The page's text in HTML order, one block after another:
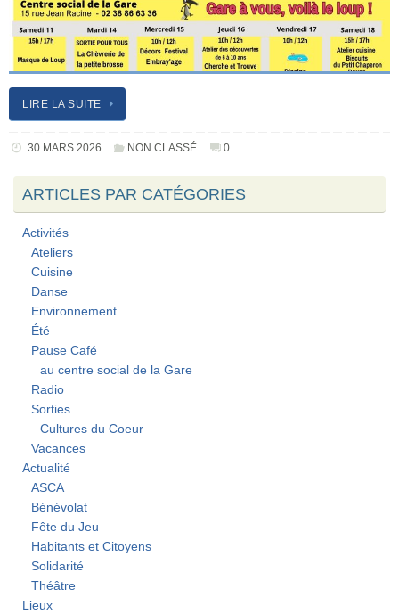
LIRE LA SUITE
30 MARS 2026 NON CLASSÉ 0
ARTICLES PAR CATÉGORIES
Activités
Ateliers
Cuisine
Danse
Environnement
Été
Pause Café
au centre social de la Gare
Radio
Sorties
Cultures du Coeur
Vacances
Actualité
ASCA
Bénévolat
Fête du Jeu
Habitants et Citoyens
Solidarité
Théâtre
Lieux